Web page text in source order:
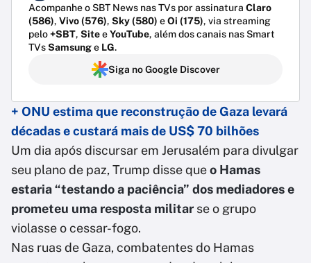
Acompanhe o SBT News nas TVs por assinatura Claro
(586), Vivo (576), Sky (580) eOi (175), via streaming
pelo+SBT, SiteeYouTube, além dos canais nas Smart
TVsSamsunge LG.
Siga no Google Discover
+ ONU estima que reconstrução de Gaza levará
décadas e custará mais de US$ 70 bilhões
Um dia após discursar em Jerusalém para divulgar
seu plano de paz, Trump disse queo Hamas
estaria “testando a paciência” dos mediadores e
prometeu uma resposta militar se o grupo
violasse o cessar-fogo.
Nas ruas de Gaza, combatentes do Hamas